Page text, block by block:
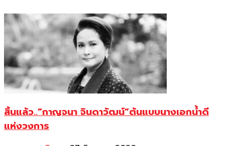
สิ้นแล้ว..”กาญจนา จินดาวัฒน์”ต้นแบบนางเอกน้ำดี
แห่งวงการ